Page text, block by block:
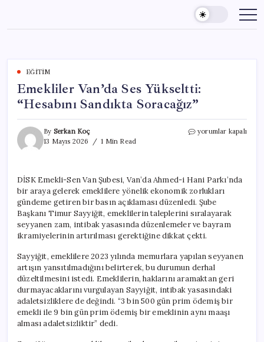
content
EĞITIM
Emekliler Van’da Ses Yükseltti:
“Hesabını Sandıkta Soracağız”
By Serkan Koç
13 Mayıs 2026
1 Min Read
Emekliler
Sandıkta
Soracağız”
için
yorumlar kapalı
DİSK Emekli-Sen Van Şubesi, Van’da Ahmed-i Hani Parkı’nda
bir araya gelerek emeklilere yönelik ekonomik zorlukları
gündeme getiren bir basın açıklaması düzenledi. Şube
Başkanı Timur Sayyiğit, emeklilerin taleplerini sıralayarak
seyyanen zam, intibak yasasında düzenlemeler ve bayram
ikramiyelerinin artırılması gerektiğine dikkat çekti.
Sayyiğit, emeklilere 2023 yılında memurlara yapılan seyyanen
artışın yansıtılmadığını belirterek, bu durumun derhal
düzeltilmesini istedi. Emeklilerin, haklarını aramaktan geri
durmayacaklarını vurgulayan Sayyiğit, intibak yasasındaki
adaletsizliklere de değindi. “3 bin 500 gün prim ödemiş bir
emekli ile 9 bin gün prim ödemiş bir emeklinin aynı maaşı
alması adaletsizliktir” dedi.